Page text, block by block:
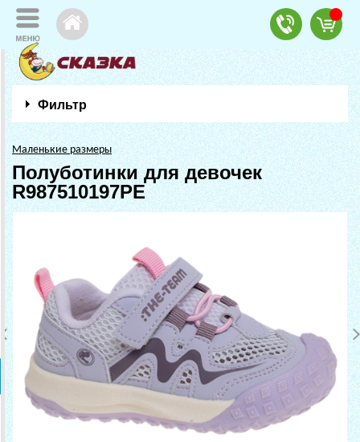
Фильтр
Маленькие размеры
Полуботинки для девочек
R987510197PE